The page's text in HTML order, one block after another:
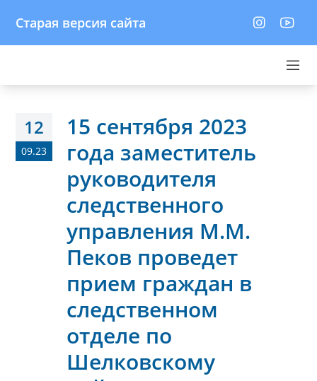
Старая версия сайта
12
09.23
15 сентября 2023
года заместитель
руководителя
следственного
управления М.М.
Пеков проведет
прием граждан в
следственном
отделе по
Шелковскому